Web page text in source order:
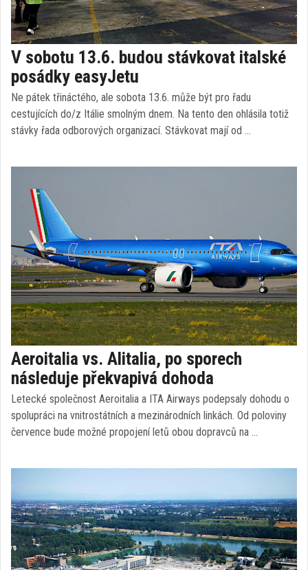
V sobotu 13.6. budou stávkovat italské
posádky easyJetu
Ne pátek třináctého, ale sobota 13.6. může být pro řadu
cestujících do/z Itálie smolným dnem. Na tento den ohlásila totiž
stávky řada odborových organizací. Stávkovat mají od …
Aeroitalia vs. Alitalia, po sporech
následuje překvapivá dohoda
Letecké společnost Aeroitalia a ITA Airways podepsaly dohodu o
spolupráci na vnitrostátních a mezinárodních linkách. Od poloviny
července bude možné propojení letů obou dopravců na …